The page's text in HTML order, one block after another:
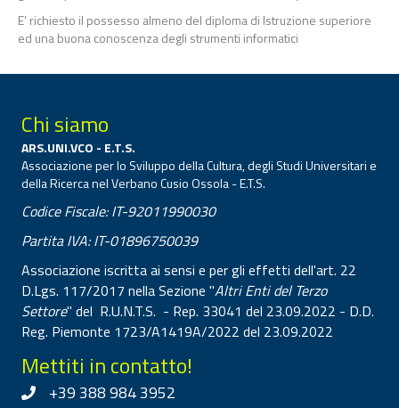
E’ richiesto il possesso almeno del diploma di Istruzione superiore
ed una buona conoscenza degli strumenti informatici
Chi siamo
ARS.UNI.VCO - E.T.S.
Associazione per lo Sviluppo della Cultura, degli Studi Universitari e
della Ricerca nel Verbano Cusio Ossola - E.T.S.
Codice Fiscale: IT-92011990030
Partita IVA: IT-01896750039
Associazione iscritta ai sensi e per gli effetti dell'art. 22
D.Lgs. 117/2017 nella Sezione "Altri Enti del Terzo
Settore" del R.U.N.T.S. - Rep. 33041 del 23.09.2022 - D.D.
Reg. Piemonte 1723/A1419A/2022 del 23.09.2022
Mettiti in contatto!
+39 388 984 3952